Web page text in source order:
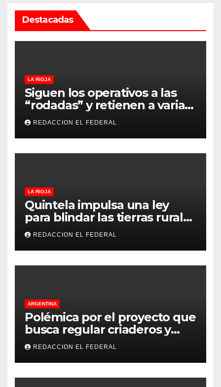
Destacadas
LA RIOJA
Siguen los operativos a las
“rodadas” y retienen a varias
motocicletas
REDACCION EL FEDERAL
LA RIOJA
Quintela impulsa una ley
para blindar las tierras rurales
de La Rioja: cuáles son los
principales puntos
REDACCION EL FEDERAL
ARGENTINA
Polémica por el proyecto que
busca regular criaderos y
refugios de perros y gatos:
denuncian excesos, mientras
proteccionistas reclaman
controles más duros
REDACCION EL FEDERAL